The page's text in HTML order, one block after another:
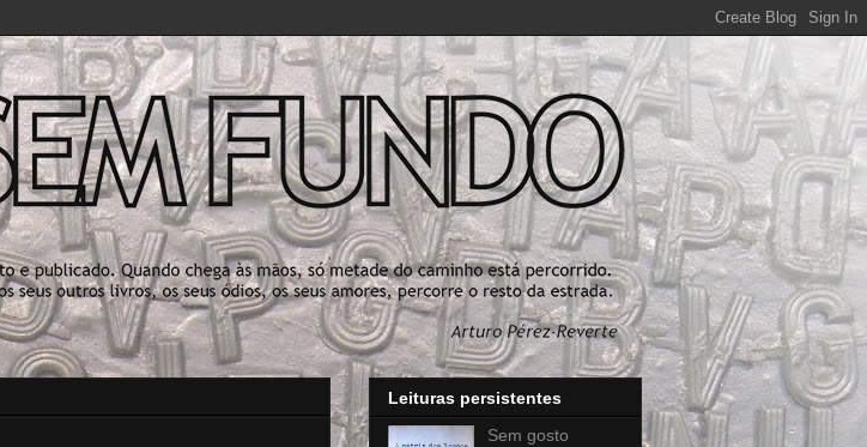
Leituras persistentes
Sem gosto